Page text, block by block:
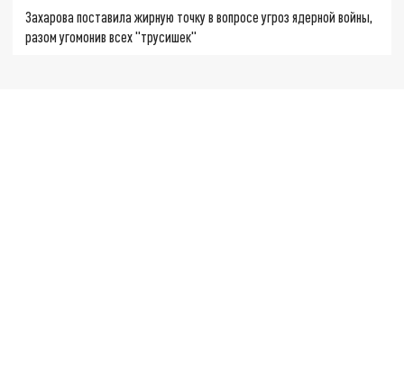
Захарова поставила жирную точку в вопросе угроз ядерной войны,
разом угомонив всех "трусишек"